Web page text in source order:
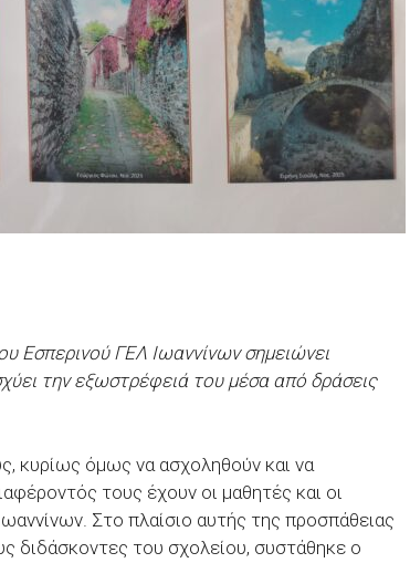
Εσπερινού ΓΕΛ Ιωαννίνων σημειώνει
την εξωστρέφειά του μέσα από δράσεις
κυρίως όμως να ασχοληθούν και να
τους έχουν οι μαθητές και οι
Στο πλαίσιο αυτής της προσπάθειας
διδάσκοντες του σχολείου, συστάθηκε ο